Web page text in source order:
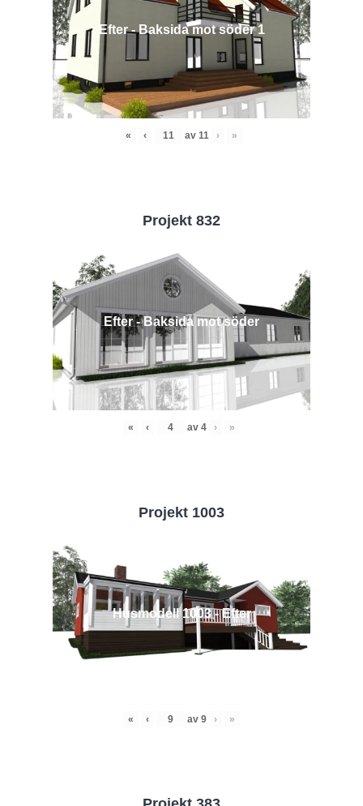
Efter - Baksida mot söder 1
« ‹ av 11 › »
Projekt 832
Efter - Baksida mot söder
« ‹ av 4 › »
Projekt 1003
Husmodell 1003 - Efter
« ‹ av 9 › »